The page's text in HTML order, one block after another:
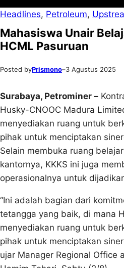
Headlines, Petroleum,
Mahasiswa Unair
HCML Pasuruan
Posted byPrismono–3 Agustus 2025
Surabaya, Petrominer –
Husky-CNOOC Madura
menyediakan ruang untuk
pihak untuk menciptakan
Selain membuka ruang
kantornya, KKKS ini juga
operasionalnya untuk
“Ini adalah bagian dari
tetangga yang baik, di mana
menyediakan ruang untuk
pihak untuk menciptakan
ujar Manager Regional Office